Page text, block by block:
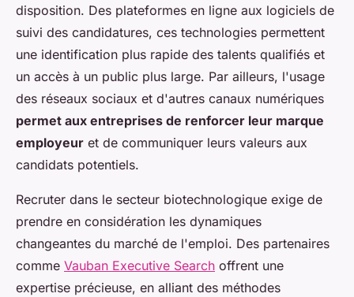
disposition. Des plateformes en ligne aux logiciels de
suivi des candidatures, ces technologies permettent
une identification plus rapide des talents qualifiés et
un accès à un public plus large. Par ailleurs, l'usage
des réseaux sociaux et d'autres canaux numériques
permet aux entreprises de renforcer leur marque
employeur et de communiquer leurs valeurs aux
candidats potentiels.
Recruter dans le secteur biotechnologique exige de
prendre en considération les dynamiques
changeantes du marché de l'emploi. Des partenaires
comme Vauban Executive Search offrent une
expertise précieuse, en alliant des méthodes